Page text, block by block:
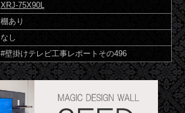
XRJ-75X90L
棚あり
なし
#壁掛けテレビ工事レポートその496